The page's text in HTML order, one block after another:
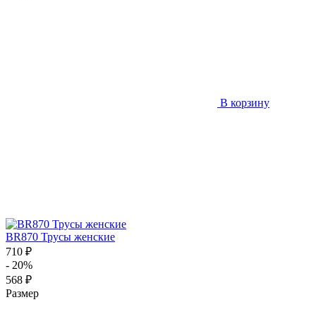
В корзину
BR870 Трусы женские
710 ₽
- 20%
568 ₽
Размер